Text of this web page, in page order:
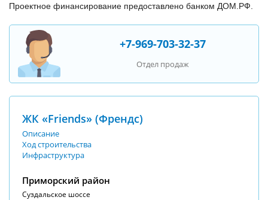
Проектное финансирование предоставлено банком ДОМ.РФ.
+7-969-703-32-37
Отдел продаж
ЖК «Friends» (Френдс)
Описание
Ход строительства
Инфраструктура
Приморский район
Суздальское шоссе